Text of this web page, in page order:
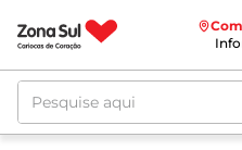
Pesquise aqui